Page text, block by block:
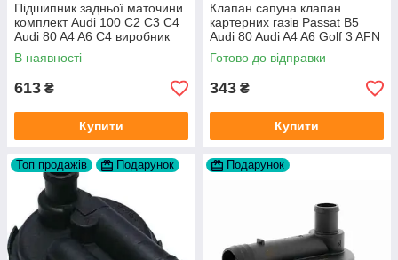
Підшипник задньої маточини
комплект Audi 100 C2 C3 C4
Audi 80 A4 A6 C4 виробник
FAG
В наявності
613 ₴
Купити
Клапан сапуна клапан
картерних газів Passat B5
Audi 80 Audi A4 A6 Golf 3 AFN
1Y AAZ 1Z AFF AEY AAZ AHB
AHU
Готово до відправки
343 ₴
Купити
Топ продажів Подарунок Подарунок